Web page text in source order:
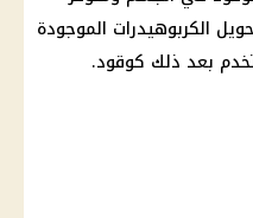
الكربوهيدرات الموجودة
بعد ذلك كوقود.